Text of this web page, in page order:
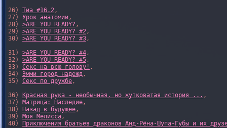
26) Тиа #16.2,
27) Урок анатомии,
28) >ARE YOU READY? ,
29) >ARE YOU READY? #2,
30) >ARE YOU READY? #3,
31) >ARE YOU READY? #4,
32) >ARE YOU READY? #5,
33) Секс на всю голову! ,
34) Эмми город надежд,
35) Секс по дружбе,
36)
Красная рука - необычная, но жутковатая история ... ,
37) Матрица: Наследие,
38)
Назад в будущее,
39) Моя Мелисса,
40)
Приключения братьев драконов Анд-Рёна-Шупа-Губы и их